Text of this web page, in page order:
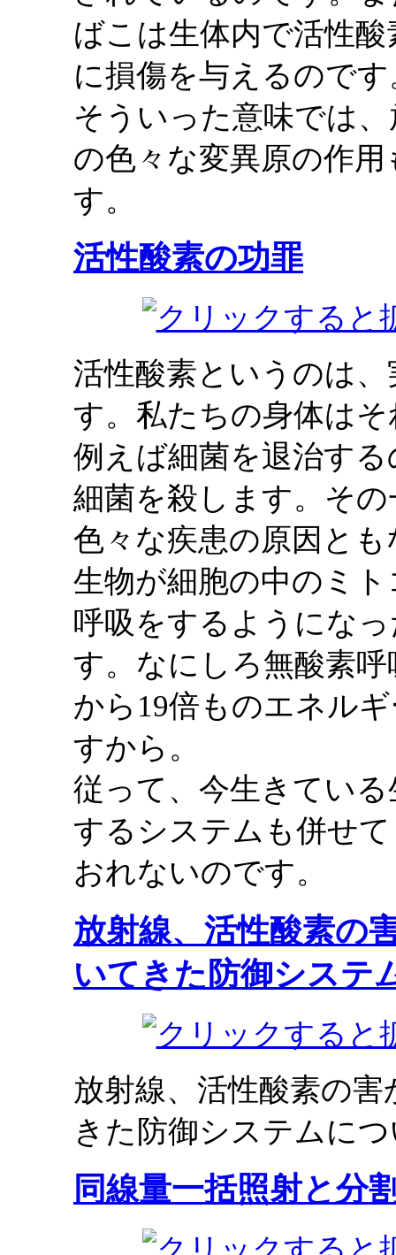
ばこは生体内で活性
に損傷を与えるのです
そういった意味では
の色々な変異原の作
す。
活性酸素の功罪
活性酸素というのは
す。私たちの身体は
例えば細菌を退治す
細菌を殺します。そ
色々な疾患の原因と
生物が細胞の中のミ
呼吸をするようにな
す。なにしろ無酸素
から19倍ものエネル
すから。
従って、今生きてい
するシステムも併せ
おれないのです。
放射線、活性酸素の
いてきた防御システ
放射線、活性酸素の
きた防御システムに
同線量一括照射と分